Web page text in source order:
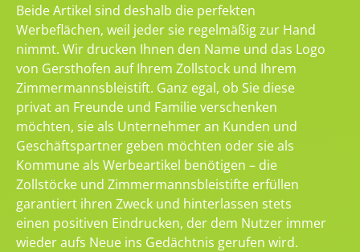
Beide Artikel sind deshalb die perfekten
Werbeflächen, weil jeder sie regelmäßig zur Hand
nimmt. Wir drucken Ihnen den Name und das Logo
von Gersthofen auf Ihrem Zollstock und Ihrem
Zimmermannsbleistift. Ganz egal, ob Sie diese
privat an Freunde und Familie verschenken
möchten, sie als Unternehmer an Kunden und
Geschäftspartner geben möchten oder sie als
Kommune als Werbeartikel benötigen – die
Zollstöcke und Zimmermannsbleistifte erfüllen
garantiert ihren Zweck und hinterlassen stets
einen positiven Eindrucken, der dem Nutzer immer
wieder aufs Neue ins Gedächtnis gerufen wird.